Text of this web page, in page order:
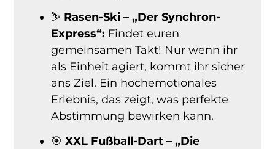
⛷️ Rasen-Ski – „Der Synchron-
Express“: Findet euren
gemeinsamen Takt! Nur wenn ihr
als Einheit agiert, kommt ihr sicher
ans Ziel. Ein hochemotionales
Erlebnis, das zeigt, was perfekte
Abstimmung bewirken kann.
🎯XXL Fußball-Dart – „Die